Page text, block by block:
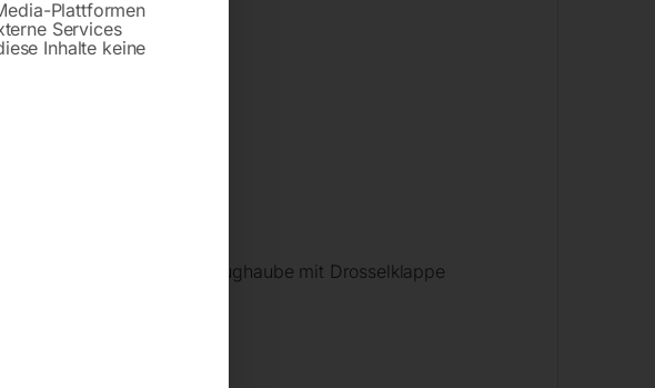
360 Grad drehbare Absaughaube mit Drosselklappe
Plattformen
Services
Inhalte keine